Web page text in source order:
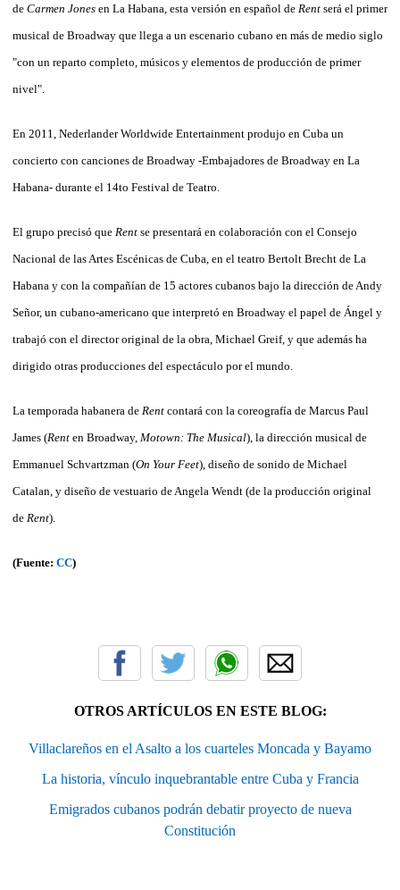
de Carmen Jones en La Habana, esta versión en español de Rent será el primer
musical de Broadway que llega a un escenario cubano en más de medio siglo
"con un reparto completo, músicos y elementos de producción de primer
nivel".
En 2011, Nederlander Worldwide Entertainment produjo en Cuba un
concierto con canciones de Broadway -Embajadores de Broadway en La
Habana- durante el 14to Festival de Teatro.
El grupo precisó que Rent se presentará en colaboración con el Consejo
Nacional de las Artes Escénicas de Cuba, en el teatro Bertolt Brecht de La
Habana y con la compañían de 15 actores cubanos bajo la dirección de Andy
Señor, un cubano-americano que interpretó en Broadway el papel de Ángel y
trabajó con el director original de la obra, Michael Greif, y que además ha
dirigido otras producciones del espectáculo por el mundo.
La temporada habanera de Rent contará con la coreografía de Marcus Paul
James (Rent en Broadway, Motown: The Musical), la dirección musical de
Emmanuel Schvartzman (On Your Feet), diseño de sonido de Michael
Catalan, y diseño de vestuario de Angela Wendt (de la producción original
de Rent).
(Fuente: CC)
OTROS ARTÍCULOS EN ESTE BLOG:
Villaclareños en el Asalto a los cuarteles Moncada y Bayamo
La historia, vínculo inquebrantable entre Cuba y Francia
Emigrados cubanos podrán debatir proyecto de nueva
Constitución